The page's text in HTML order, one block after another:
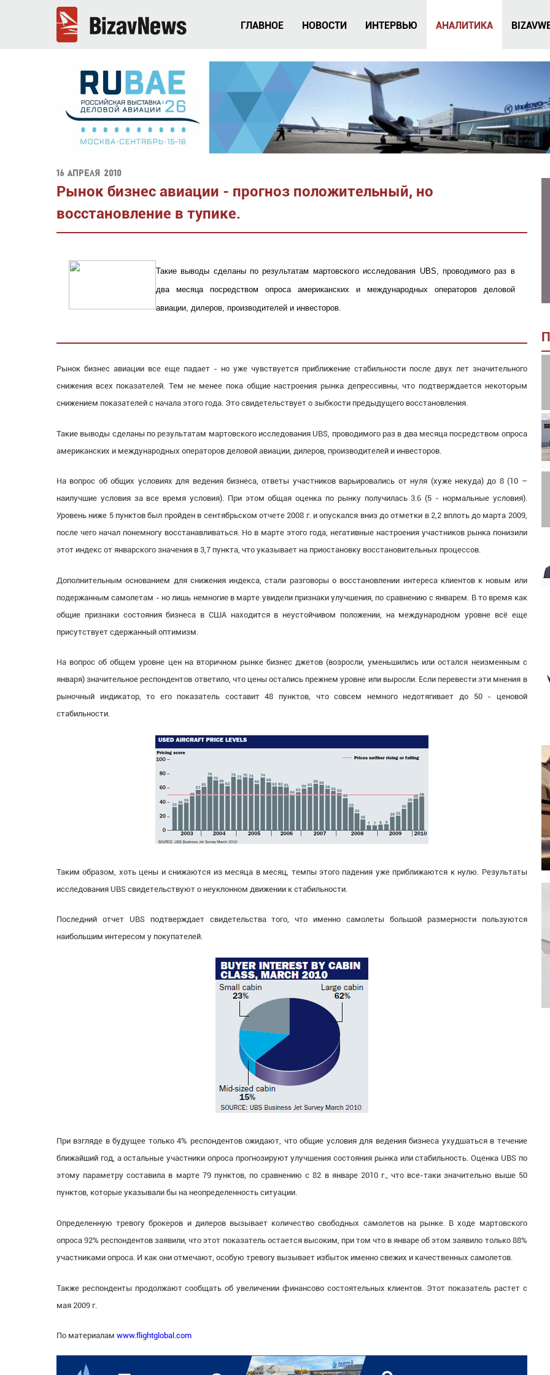
ГЛАВНОЕ НОВОСТИ ИНТЕРВЬЮ АНАЛИТИКА
16 апреля 2010
Рынок бизнес авиации - прогноз положительный, но
восстановление в тупике.
Такие выводы сделаны по результатам мартовского исследования UBS, проводимого раз в
два месяца посредством опроса американских и международных операторов деловой
авиации, дилеров, производителей и инвесторов.
Рынок бизнес авиации все еще падает - но уже чувствуется приближение стабильности после двух лет значительного
снижения всех показателей. Тем не менее пока общие настроения рынка депрессивны, что подтверждается некоторым
снижением показателей с начала этого года. Это свидетельствует о зыбкости предыдущего восстановления.
Такие выводы сделаны по результатам мартовского исследования UBS, проводимого раз в два месяца посредством опроса
американских и международных операторов деловой авиации, дилеров, производителей и инвесторов.
На вопрос об общих условиях для ведения бизнеса, ответы участников варьировались от нуля (хуже некуда) до 8 (10 –
наилучшие условия за все время условия). При этом общая оценка по рынку получилась 3.6 (5 - нормальные условия).
Уровень ниже 5 пунктов был пройден в сентябрьском отчете 2008 г. и опускался вниз до отметки в 2,2 вплоть до марта 2009,
после чего начал понемногу восстанавливаться. Но в марте этого года, негативные настроения участников рынка понизили
этот индекс от январского значения в 3,7 пункта, что указывает на приостановку восстановительных процессов.
Дополнительным основанием для снижения индекса, стали разговоры о восстановлении интереса клиентов к новым или
подержанным самолетам - но лишь немногие в марте увидели признаки улучшения, по сравнению с январем. В то время как
общие признаки состояния бизнеса в США находится в неустойчивом положении, на международном уровне всё еще
присутствует сдержанный оптимизм.
На вопрос об общем уровне цен на вторичном рынке бизнес джетов (возросли, уменьшились или остался неизменным с
января) значительное респондентов ответило, что цены остались прежнем уровне или выросли. Если перевести эти мнения в
рыночный индикатор, то его показатель составит 48 пунктов, что совсем немного недотягивает до 50 - ценовой
стабильности.
Таким образом, хоть цены и снижаются из месяца в месяц, темпы этого падения уже приближаются к нулю. Результаты
исследования UBS свидетельствуют о неуклонном движении к стабильности.
Последний отчет UBS подтверждает свидетельства того, что именно самолеты большой размерности пользуются
наибольшим интересом у покупателей.
При взгляде в будущее только 4% респондентов ожидают, что общие условия для ведения бизнеса ухудшаться в течение
ближайший год, а остальные участники опроса прогнозируют улучшения состояния рынка или стабильность. Оценка UBS по
этому параметру составила в марте 79 пунктов, по сравнению с 82 в январе 2010 г., что все-таки значительно выше 50
пунктов, которые указывали бы на неопределенность ситуации.
Определенную тревогу брокеров и дилеров вызывает количество свободных самолетов на рынке. В ходе мартовского
опроса 92% респондентов заявили, что этот показатель остается высоким, при том что в январе об этом заявило только 88%
участниками опроса. И как они отмечают, особую тревогу вызывает избыток именно свежих и качественных самолетов.
Также респонденты продолжают сообщать об увеличении финансово состоятельных клиентов. Этот показатель растет с
мая 2009 г.
По материалам www.flightglobal.com